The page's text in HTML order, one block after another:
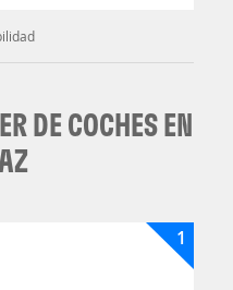
DE COCHES EN
1